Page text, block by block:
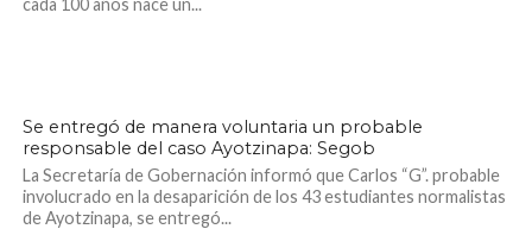
cada 100 años nace un...
Se entregó de manera voluntaria un probable
responsable del caso Ayotzinapa: Segob
La Secretaría de Gobernación informó que Carlos “G”. probable
involucrado en la desaparición de los 43 estudiantes normalistas
de Ayotzinapa, se entregó...